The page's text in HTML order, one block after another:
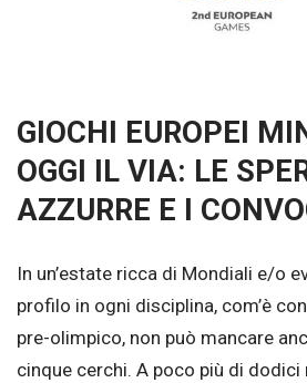
GIOCHI EUROPEI
OGGI IL VIA: LE
AZZURRE E I
In un’estate ricca di Mondiali e/o
profilo in ogni disciplina, com’è
pre-olimpico, non può mancare
cinque cerchi. A poco più di